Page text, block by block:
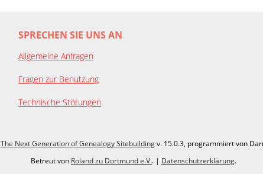
SPRECHEN SIE UNS AN
Allgemeine Anfragen
Fragen zur Benutzung
Technische Störungen
The Next Generation of Genealogy Sitebuildingv. 15.0.3, programmiert von
Betreut von Roland zu Dortmund e.V.. | Datenschutzerklärung.